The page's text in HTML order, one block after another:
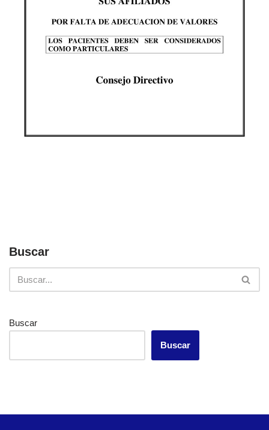
Buscar
Buscar
Buscar